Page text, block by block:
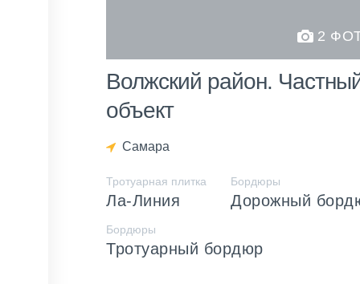
2
Волжский район.
объект
Самара
Тротуарная плитка
Ла-Линия
Бордюры
Дорожный
Бордюры
Тротуарный бордюр